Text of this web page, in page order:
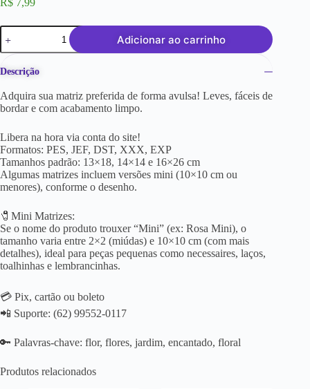
R$ 7,99
Adicionar ao carrinho
Descrição
Adquira sua matriz preferida de forma avulsa! Leves, fáceis de
bordar e com acabamento limpo.
Libera na hora via conta do site!
Formatos: PES, JEF, DST, XXX, EXP
Tamanhos padrão: 13×18, 14×14 e 16×26 cm
Algumas matrizes incluem versões mini (10×10 cm ou
menores), conforme o desenho.
🧷Mini Matrizes:
Se o nome do produto trouxer “Mini” (ex: Rosa Mini), o
tamanho varia entre 2×2 (miúdas) e 10×10 cm (com mais
detalhes), ideal para peças pequenas como necessaires, laços,
toalhinhas e lembrancinhas.
💳 Pix, cartão ou boleto
📲 Suporte: (62) 99552-0117
🔑 Palavras-chave: flor, flores, jardim, encantado, floral
Produtos relacionados